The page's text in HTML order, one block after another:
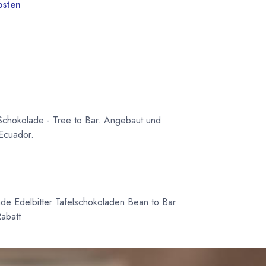
- Tree to Bar. Angebaut und
Edelbitter Tafelschokoladen Bean to Bar